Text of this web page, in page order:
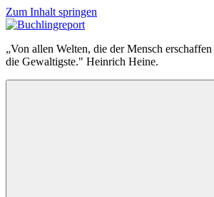
Zum Inhalt springen
Buchlingreport
„Von allen Welten, die der Mensch
die Gewaltigste." Heinrich Heine.